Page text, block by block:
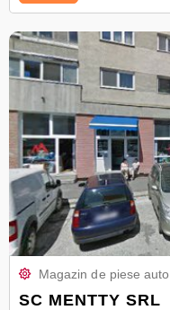
Magazin de piese auto
SC MENTTY SRL